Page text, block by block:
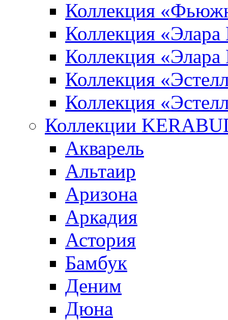
Коллекция
Коллекция «Элара
Коллекция «Элара
Коллекция
Коллекция
Коллекции
Акварель
Альтаир
Аризона
Аркадия
Астория
Бамбук
Деним
Дюна